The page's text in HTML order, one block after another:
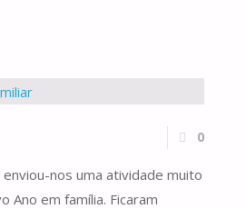
0
enviou-nos uma atividade muito
Ano em família. Ficaram